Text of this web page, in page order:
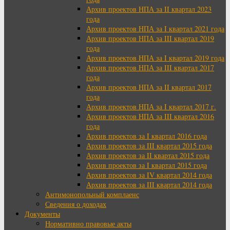
Архив проектов НПА за II квартал 2023
года
Архив проектов НПА за I квартал 2021 года
Архив проектов НПА за III квартал 2019
года
Архив проектов НПА за I квартал 2019 года
Архив проектов НПА за III квартал 2017
года
Архив проектов НПА за II квартал 2017
года
Архив проектов НПА за I квартал 2017 г.
Архив проектов НПА за III квартал 2016
года
Архив проектов за I квартал 2016 года
Архив проектов за III квартал 2015 года
Архив проектов за II квартал 2015 года
Архив проектов за I квартал 2015 года
Архив проектов за IV квартал 2014 года
Архив проектов за III квартал 2014 года
Антимонопольный комплаенс
Сведения о доходах
Документы
Нормативно правовые акты